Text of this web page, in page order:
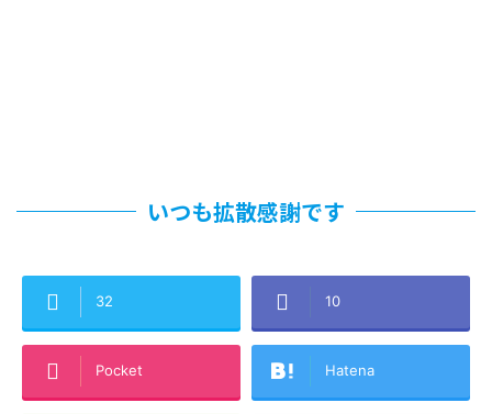
いつも拡散感謝です
32 10
Pocket Hatena